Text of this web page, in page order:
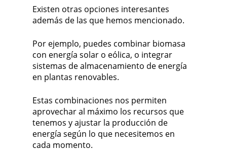
Existen otras opciones interesantes
además de las que hemos mencionado.
Por ejemplo, puedes combinar biomasa
con energía solar o eólica, o integrar
sistemas de almacenamiento de energía
en plantas renovables.
Estas combinaciones nos permiten
aprovechar al máximo los recursos que
tenemos y ajustar la producción de
energía según lo que necesitemos en
cada momento.